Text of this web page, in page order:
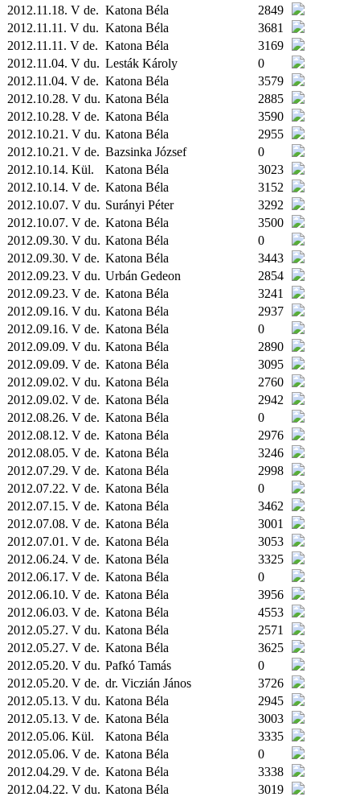
2012.11.18. V de. Katona Béla
2849
2012.11.11. V du. Katona Béla
3681
2012.11.11. V de. Katona Béla
3169
2012.11.04. V du. Lesták Károly
0
2012.11.04. V de. Katona Béla
3579
2012.10.28. V du. Katona Béla
2885
2012.10.28. V de. Katona Béla
3590
2012.10.21. V du. Katona Béla
2955
2012.10.21. V de. Bazsinka József
0
2012.10.14. Kül. Katona Béla
3023
2012.10.14. V de. Katona Béla
3152
2012.10.07. V du. Surányi Péter
3292
2012.10.07. V de. Katona Béla
3500
2012.09.30. V du. Katona Béla
0
2012.09.30. V de. Katona Béla
3443
2012.09.23. V du. Urbán Gedeon
2854
2012.09.23. V de. Katona Béla
3241
2012.09.16. V du. Katona Béla
2937
2012.09.16. V de. Katona Béla
0
2012.09.09. V du. Katona Béla
2890
2012.09.09. V de. Katona Béla
3095
2012.09.02. V du. Katona Béla
2760
2012.09.02. V de. Katona Béla
2942
2012.08.26. V de. Katona Béla
0
2012.08.12. V de. Katona Béla
2976
2012.08.05. V de. Katona Béla
3246
2012.07.29. V de. Katona Béla
2998
2012.07.22. V de. Katona Béla
0
2012.07.15. V de. Katona Béla
3462
2012.07.08. V de. Katona Béla
3001
2012.07.01. V de. Katona Béla
3053
2012.06.24. V de. Katona Béla
3325
2012.06.17. V de. Katona Béla
0
2012.06.10. V de. Katona Béla
3956
2012.06.03. V de. Katona Béla
4553
2012.05.27. V du. Katona Béla
2571
2012.05.27. V de. Katona Béla
3625
2012.05.20. V du. Pafkó Tamás
0
2012.05.20. V de. dr. Viczián János
3726
2012.05.13. V du. Katona Béla
2945
2012.05.13. V de. Katona Béla
3003
2012.05.06. Kül. Katona Béla
3335
2012.05.06. V de. Katona Béla
0
2012.04.29. V de. Katona Béla
3338
2012.04.22. V du. Katona Béla
3019